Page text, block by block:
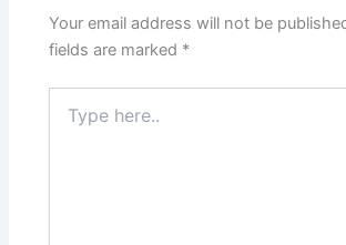
Your email address will not be
fields are marked *
here..